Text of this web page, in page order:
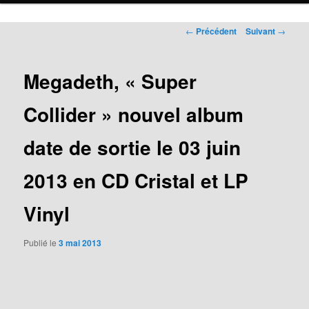
Navigation
← Précédent Suivant →
Megadeth, « Super
Collider » nouvel album
date de sortie le 03 juin
2013 en CD Cristal et LP
Vinyl
Publié le3 mai 2013